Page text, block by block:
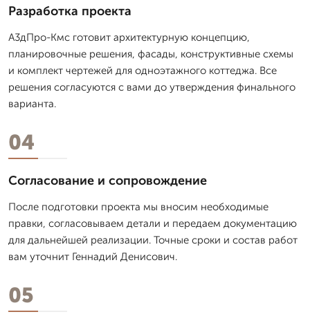
Разработка проекта
А3дПро-Кмс готовит архитектурную концепцию,
планировочные решения, фасады, конструктивные схемы
и комплект чертежей для одноэтажного коттеджа. Все
решения согласуются с вами до утверждения финального
варианта.
04
Согласование и сопровождение
После подготовки проекта мы вносим необходимые
правки, согласовываем детали и передаем документацию
для дальнейшей реализации. Точные сроки и состав работ
вам уточнит Геннадий Денисович.
05